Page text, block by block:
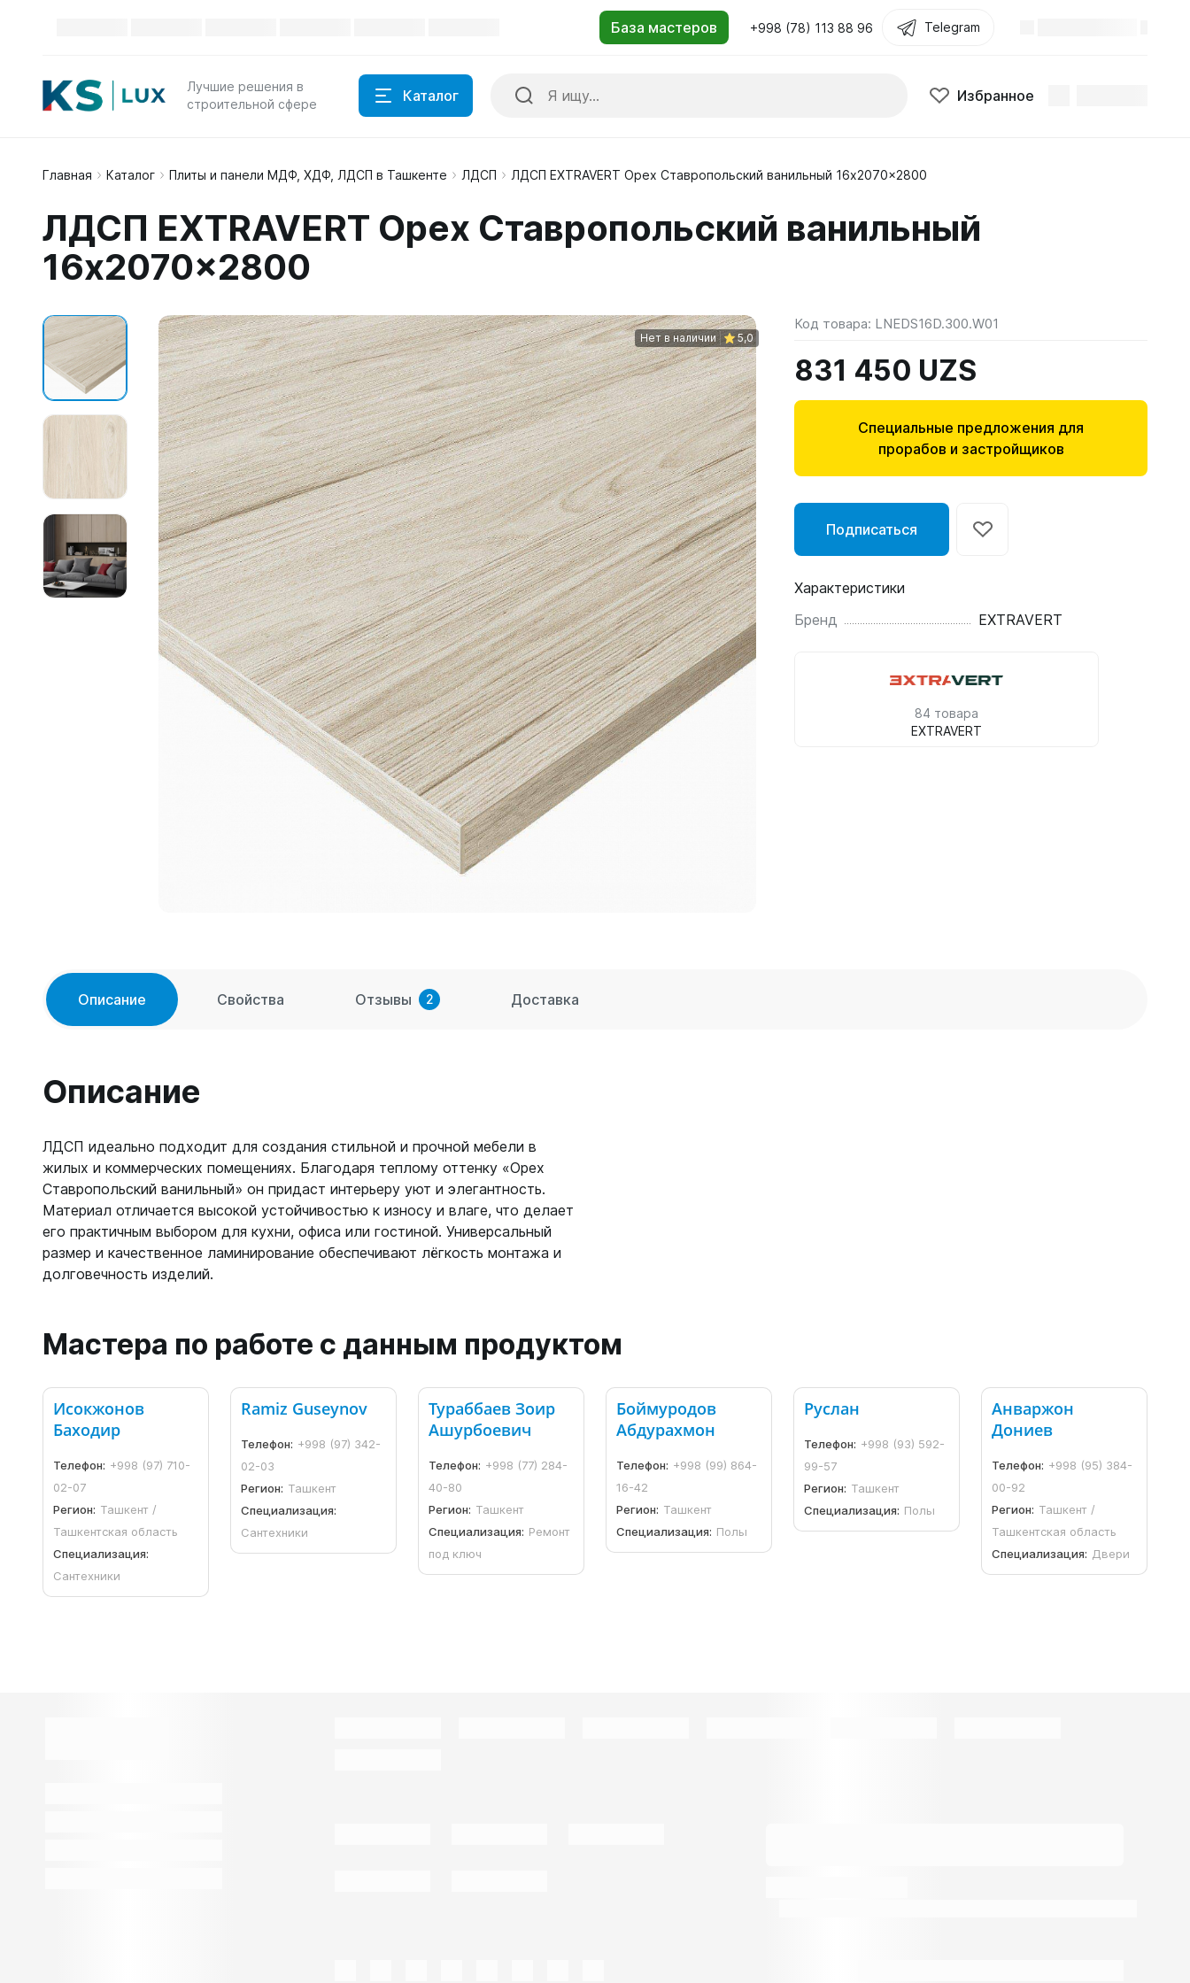
+998 (78) 113 88 96 Telegram
Лучшие решения в
строительной сфере
Каталог Избранное
Главная Каталог Плиты и панели МДФ, ХДФ, ЛДСП в Ташкенте ЛДСП ЛДСП EXTRAVERT Орех Ставропольский ванильный 16x2070x2800
ЛДСП EXTRAVERT Орех Ставропольский ванильный
16x2070x2800
Нет в наличии 5,0
Код товара: LNEDS16D.300.W01
831 450 UZS
Специальные предложения для
прорабов и застройщиков
Подписаться
Характеристики
Бренд
EXTRAVERT
84 товара
EXTRAVERT
Описание Свойства Отзывы 2 Доставка
Описание
ЛДСП идеально подходит для создания стильной и прочной мебели в
жилых и коммерческих помещениях. Благодаря теплому оттенку «Орех
Ставропольский ванильный» он придаст интерьеру уют и элегантность.
Материал отличается высокой устойчивостью к износу и влаге, что делает
его практичным выбором для кухни, офиса или гостиной. Универсальный
размер и качественное ламинирование обеспечивают лёгкость монтажа и
долговечность изделий.
Мастера по работе с данным продуктом
Исокжонов
Баходир
Телефон: +998 (97) 710-
02-07
Регион: Ташкент /
Ташкентская область
Специализация:
Сантехники
Ramiz Guseynov
Телефон: +998 (97) 342-
02-03
Регион: Ташкент
Специализация:
Сантехники
Тураббаев Зоир
Ашурбоевич
Телефон: +998 (77) 284-
40-80
Регион: Ташкент
Специализация: Ремонт
под ключ
Боймуродов
Абдурахмон
Телефон: +998 (99) 864-
16-42
Регион: Ташкент
Специализация: Полы
Руслан
Телефон: +998 (93) 592-
99-57
Регион: Ташкент
Специализация: Полы
Анваржон
Дониев
Телефон: +998 (95) 384-
00-92
Регион: Ташкент /
Ташкентская область
Специализация: Двери